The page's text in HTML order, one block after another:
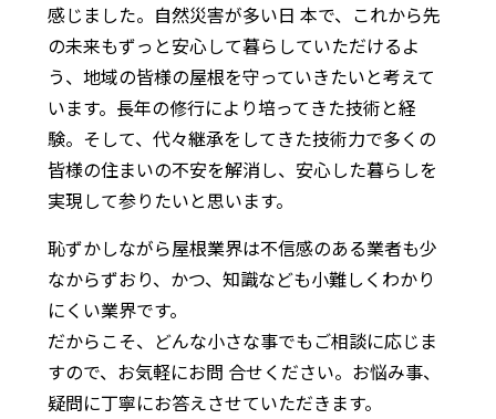
感じました。自然災害が多い日 本で、これから先
の未来もずっと安心して暮らしていただけるよ
う、地域の皆様の屋根を守っていきたいと考えて
います。長年の修行により培ってきた技術と経
験。そして、代々継承をしてきた技術力で多くの
皆様の住まいの不安を解消し、安心した暮らしを
実現して参りたいと思います。
恥ずかしながら屋根業界は不信感のある業者も少
なからずおり、かつ、知識なども小難しくわかり
にくい業界です。
だからこそ、どんな小さな事でもご相談に応じま
すので、お気軽にお問 合せください。お悩み事、
疑問に丁寧にお答えさせていただきます。